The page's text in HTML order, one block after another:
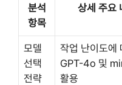
분석
항목
상세 주요
모델
선택
전략
작업 난이도에
GPT-4o 및
활용